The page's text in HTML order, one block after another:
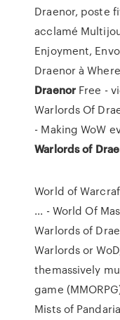
Draenor, poste
acclamé
Enjoyment,
Draenor à
DraenorFree -
Warlords Of
- Making WoW
Warlordsof
World of
... - World Of
Warlords of
Warlords or
themassively
game
Mists of